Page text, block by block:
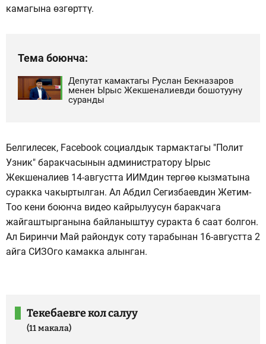
камагына өзгөрттү.
Тема боюнча:
Депутат камактагы Руслан Бекназаров
менен Ырыс Жекшеналиевди бошотууну
суранды
Белгилесек, Facebook социалдык тармактагы "Полит
Узник" баракчасынын администратору Ырыс
Жекшеналиев 14-августта ИИМдин тергөө кызматына
суракка чакыртылган. Ал Абдил Сегизбаевдин Жетим-
Тоо кени боюнча видео кайрылуусун баракчага
жайгаштырганына байланыштуу суракта 6 саат болгон.
Ал Биринчи Май райондук соту тарабынан 16-августта 2
айга СИЗОго камакка алынган.
Текебаевге кол салуу
(11 макала)